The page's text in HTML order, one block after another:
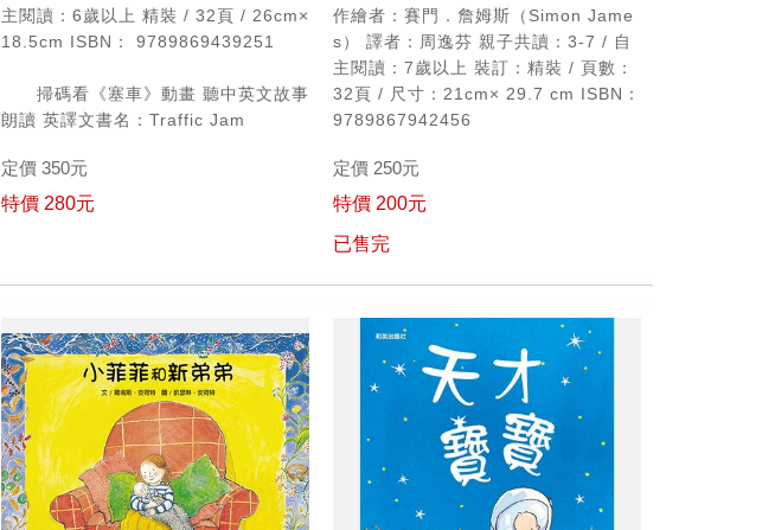
主閱讀：6歲以上 精裝 / 32頁 / 26cm×
18.5cm ISBN： 9789869439251
掃碼看《塞車》動畫 聽中英文故事
朗讀 英譯文書名：Traffic Jam
定價 350元
特價 280元
作繪者：賽門．詹姆斯（Simon Jame
s）
譯者：周逸芬 親子共讀：3-7 / 自
主閱讀：7歲以上 裝訂：精裝 / 頁數：
32頁 / 尺寸：21cm× 29.7 cm ISBN：
9789867942456
定價 250元
特價 200元
已售完